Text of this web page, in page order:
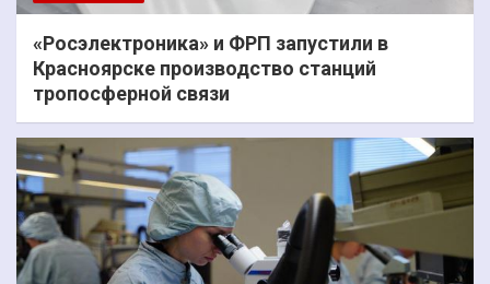
«Росэлектроника» и ФРП запустили в
Красноярске производство станций
тропосферной связи